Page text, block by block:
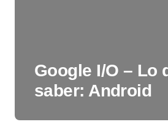
Google I/O – Lo
saber: Android